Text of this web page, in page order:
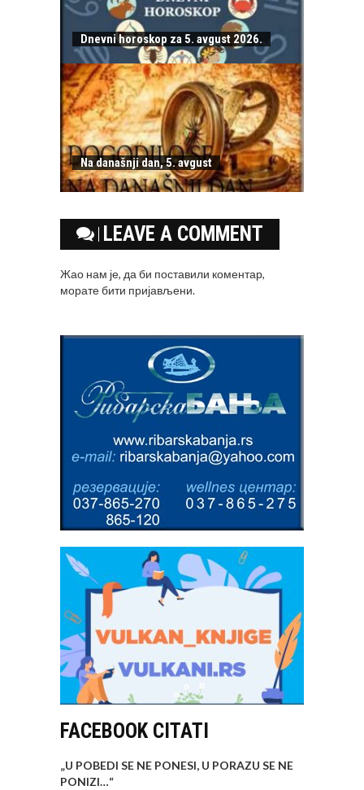
Dnevni horoskop za 5. avgust 2026.
Na današnji dan, 5. avgust
LEAVE A COMMENT
Жао нам је, да би поставили коментар,
моратебити пријављени.
FACEBOOK CITATI
„U POBEDI SE NE PONESI, U PORAZU SE NE
PONIZI…“